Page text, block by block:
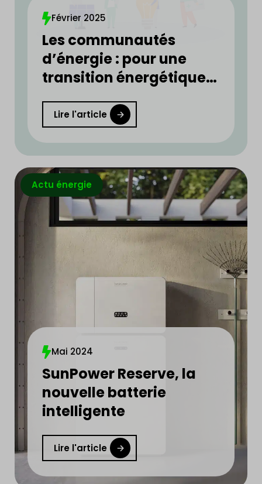
Février 2025
Les communautés
d’énergie : pour une
transition énergétique
plus rapide et plus
équitable
Lire l'article
Actu énergie
Mai 2024
SunPower Reserve, la
nouvelle batterie
intelligente
Lire l'article